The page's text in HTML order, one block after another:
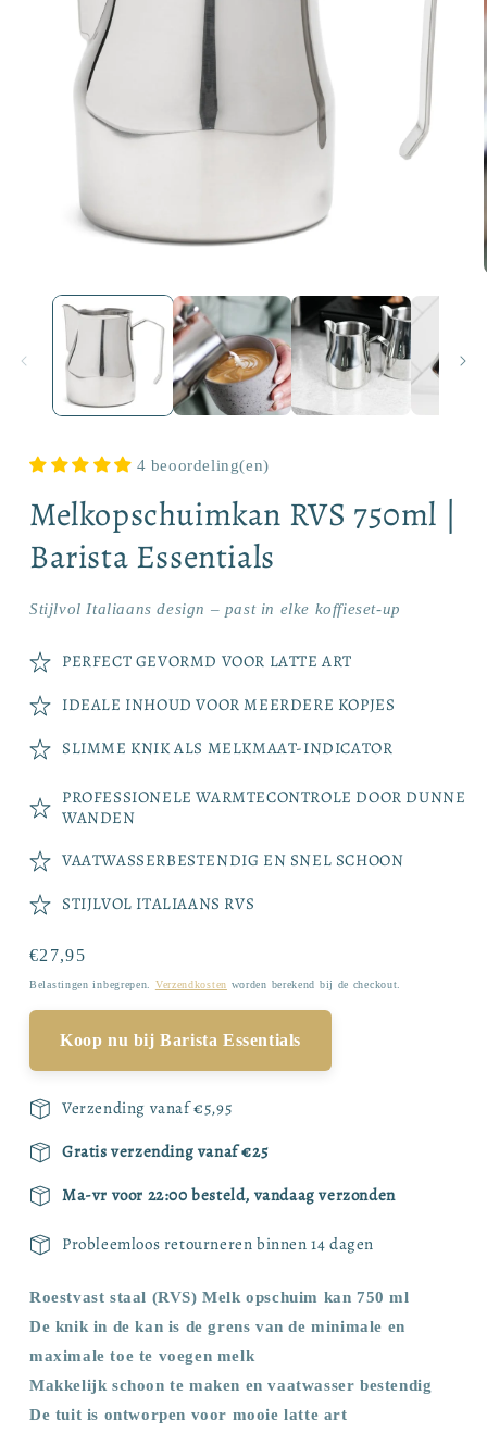
openen
modaal
4 beoordeling(en)
Melkopschuimkan RVS 750ml |
Barista Essentials
Stijlvol Italiaans design – past in elke koffieset-up
PERFECT GEVORMD VOOR LATTE ART
IDEALE INHOUD VOOR MEERDERE KOPJES
SLIMME KNIK ALS MELKMAAT-INDICATOR
PROFESSIONELE WARMTECONTROLE DOOR DUNNE
WANDEN
VAATWASSERBESTENDIG EN SNEL SCHOON
STIJLVOL ITALIAANS RVS
Normale
prijs
€27,95
Belastingen inbegrepen. Verzendkosten worden berekend bij de checkout.
Koop nu bij Barista Essentials
Verzending vanaf €5,95
Gratis verzending vanaf €25
Ma-vr voor 22:00 besteld, vandaag verzonden
Probleemloos retourneren binnen 14 dagen
Roestvast staal (RVS) Melk opschuim kan 750 ml
De knik in de kan is de grens van de minimale en
maximale toe te voegen melk
Makkelijk schoon te maken en vaatwasser bestendig
De tuit is ontworpen voor mooie latte art